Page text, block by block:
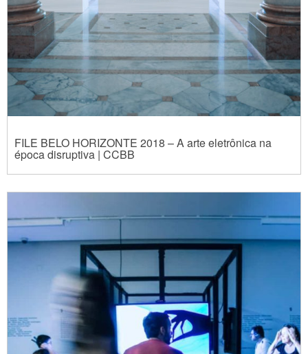
FILE BELO HORIZONTE 2018 – A arte eletrônica na
época disruptiva | CCBB